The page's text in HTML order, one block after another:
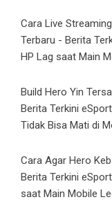
Cara Live
Terbaru - Berita
HP Lag saat Main
Build Hero Yin
Berita Terkini
Tidak Bisa Mati di
Cara Agar Hero
Berita Terkini
saat Main Mobile